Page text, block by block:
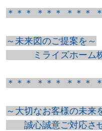
＊＊＊ ＊＊＊ ＊＊＊
～未来図のご提案を～
ミライズホーム株
＊＊＊ ＊＊＊ ＊＊＊
～大切なお客様の未来
誠心誠意ご対応さ